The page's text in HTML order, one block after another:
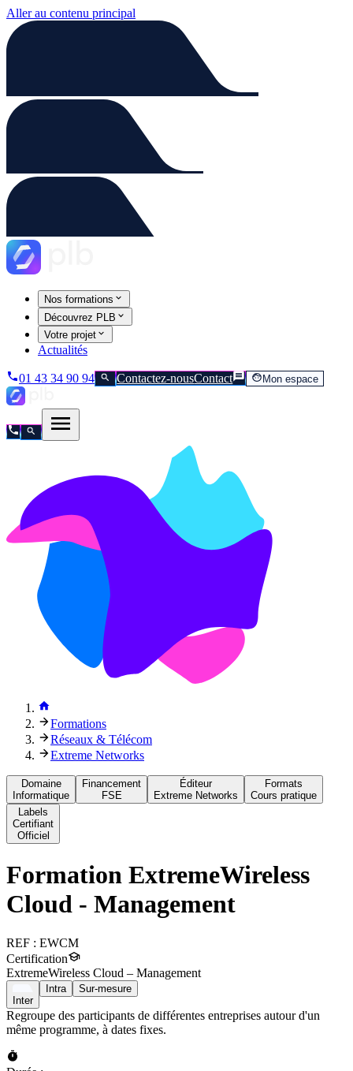
Aller au contenu principal
Nos formations
Découvrez PLB
Votre projet
Actualités
01 43 34 90 94 Contactez-nousContact Mon espace
Formations
Réseaux & Télécom
Extreme Networks
Domaine
Informatique
Financement
FSE
Éditeur
Extreme Networks
Formats
Cours pratique
Labels
Certifiant
Officiel
Formation ExtremeWireless
Cloud - Management
REF : EWCM
Certification
ExtremeWireless Cloud – Management
Inter
Intra Sur-mesure
Regroupe des participants de différentes entreprises autour d'un
même programme, à dates fixes.